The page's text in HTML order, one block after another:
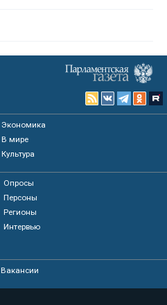
Экономика
В мире
Культура
Опросы
Персоны
Регионы
Интервью
Вакансии